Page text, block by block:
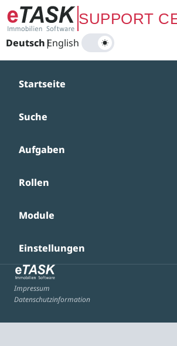
Zum Hauptinhalt springen
SUPPORT
Deutsch|
English
Startseite
Suche
Aufgaben
Rollen
Module
Einstellungen
Impressum
Datenschutzinformation